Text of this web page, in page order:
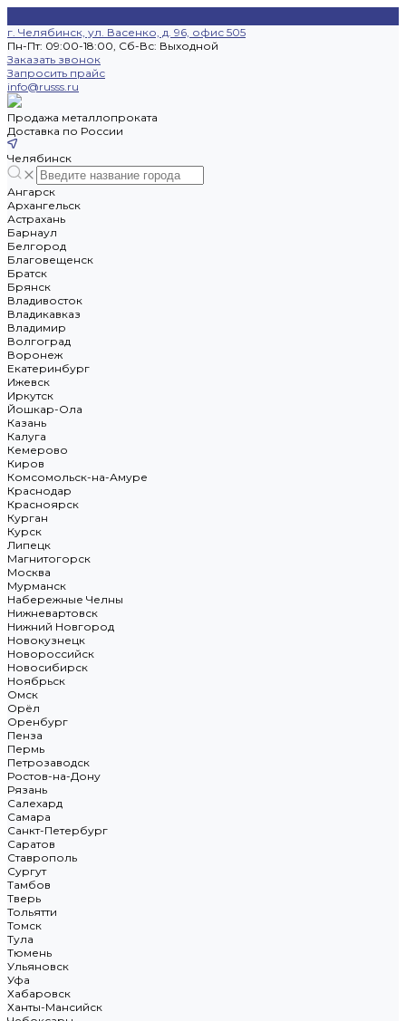
г. Челябинск, ул. Васенко, д. 96, офис 505
Пн-Пт: 09:00-18:00, Cб-Вс: Выходной
Заказать звонок
Запросить прайс
info@russs.ru
Продажа металлопроката
Доставка по России
Челябинск
Ангарск
Архангельск
Астрахань
Барнаул
Белгород
Благовещенск
Братск
Брянск
Владивосток
Владикавказ
Владимир
Волгоград
Воронеж
Екатеринбург
Ижевск
Иркутск
Йошкар-Ола
Казань
Калуга
Кемерово
Киров
Комсомольск-на-Амуре
Краснодар
Красноярск
Курган
Курск
Липецк
Магнитогорск
Москва
Мурманск
Набережные Челны
Нижневартовск
Нижний Новгород
Новокузнецк
Новороссийск
Новосибирск
Ноябрьск
Омск
Орёл
Оренбург
Пенза
Пермь
Петрозаводск
Ростов-на-Дону
Рязань
Салехард
Самара
Санкт-Петербург
Саратов
Ставрополь
Сургут
Тамбов
Тверь
Тольятти
Томск
Тула
Тюмень
Ульяновск
Уфа
Хабаровск
Ханты-Мансийск